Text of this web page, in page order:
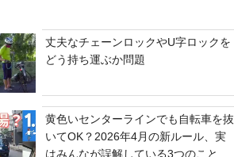
丈夫なチェーンロックやU字ロックを
どう持ち運ぶか問題
黄色いセンターラインでも自転車を抜
いてOK？2026年4月の新ルール、実
はみんなが誤解している3つのこと